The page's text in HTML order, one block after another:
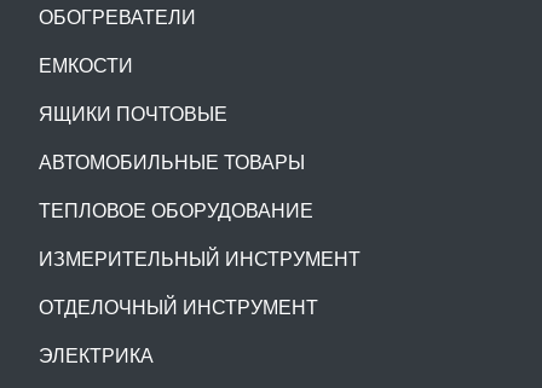
ОБОГРЕВАТЕЛИ
ЕМКОСТИ
ЯЩИКИ ПОЧТОВЫЕ
АВТОМОБИЛЬНЫЕ ТОВАРЫ
ТЕПЛОВОЕ ОБОРУДОВАНИЕ
ИЗМЕРИТЕЛЬНЫЙ ИНСТРУМЕНТ
ОТДЕЛОЧНЫЙ ИНСТРУМЕНТ
ЭЛЕКТРИКА